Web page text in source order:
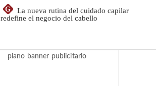
G
La nueva rutina del cuidado capilar
redefine el negocio del cabello